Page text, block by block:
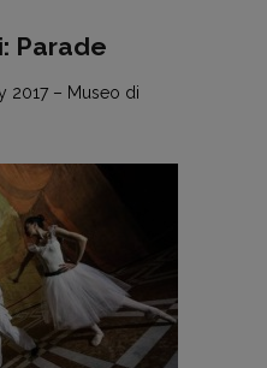
Parade
2017 – Museo di